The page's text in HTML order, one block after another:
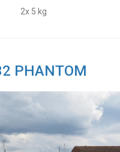
2x 5 kg
PHANTOM